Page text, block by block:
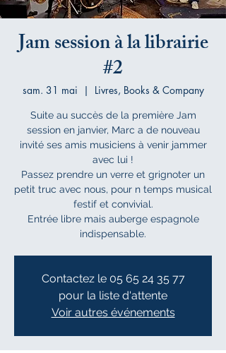
Jam session à la librairie
#2
sam. 31 mai
  |
Livres, Books & Company
Suite au succès de la première Jam
session en janvier, Marc a de nouveau
invité ses amis musiciens à venir jammer
avec lui !
Passez prendre un verre et grignoter un
petit truc avec nous, pour n temps musical
festif et convivial.
Entrée libre mais auberge espagnole
indispensable.
Contactez le 05 65 24 35 77
pour la liste d'attente
Voir autres événements